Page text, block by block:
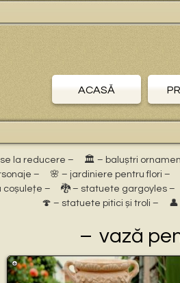
ACASĂ
la reducere – 🏛 – baluștri
– 🌸 – jardiniere pentru flori –
coșulețe – 🐉 – statuete gargoyles –
🍄 – statuete pitici și troli –
vază